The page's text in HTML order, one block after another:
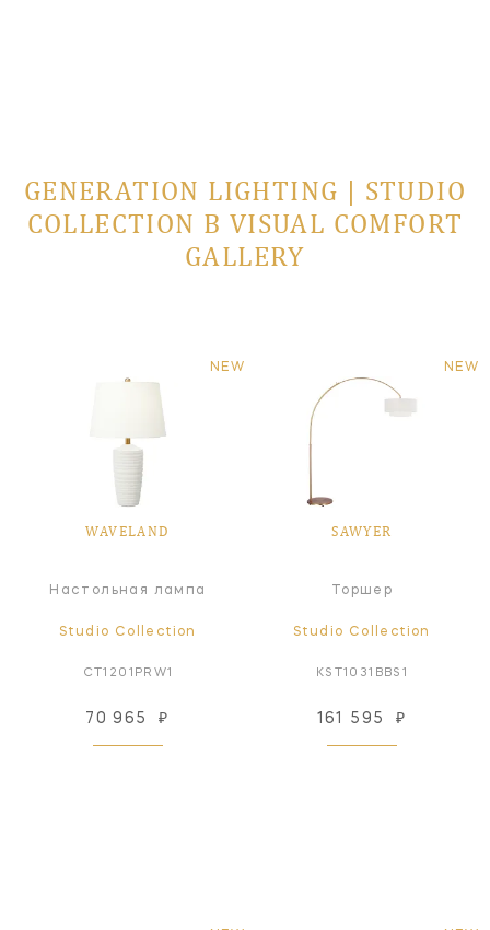
GENERATION LIGHTING | STUDIO
COLLECTION В VISUAL COMFORT
GALLERY
NEW
WAVELAND
Настольная лампа
Studio Collection
CT1201PRW1
70 965 ₽
NEW
SAWYER
Торшер
Studio Collection
KST1031BBS1
161 595 ₽